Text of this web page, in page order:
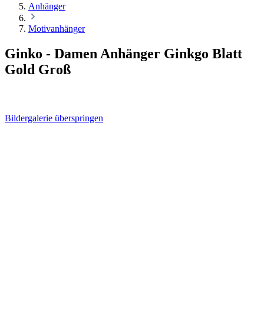
Anhänger
Motivanhänger
Ginko - Damen Anhänger Ginkgo Blatt
Gold Groß
Bildergalerie überspringen